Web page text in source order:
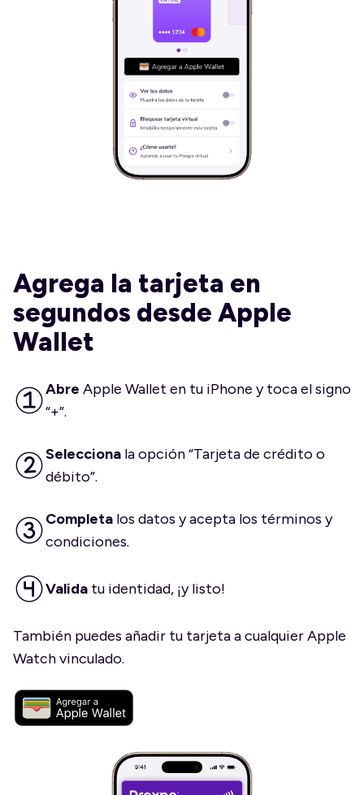
Agrega la tarjeta en
segundos desde Apple
Wallet
Abre Apple Wallet en tu iPhone y toca el signo
“+”.
Selecciona la opción “Tarjeta de crédito o
débito”.
Completa los datos y acepta los términos y
condiciones.
Valida tu identidad, ¡y listo!
También puedes añadir tu tarjeta a cualquier Apple
Watch vinculado.